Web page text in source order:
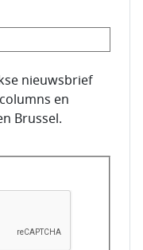
nieuwsbrief
en
Brussel.